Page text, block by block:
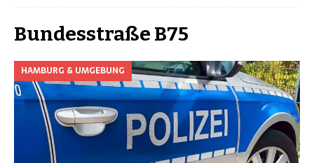
Bundesstraße B75
HAMBURG & UMGEBUNG